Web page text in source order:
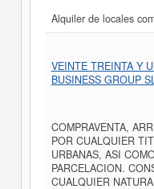
Alquiler de locales
VEINTE TREINTA Y
BUSINESS GROUP
COMPRAVENTA,
POR CUALQUIER
URBANAS, ASI
PARCELACION.
CUALQUIER